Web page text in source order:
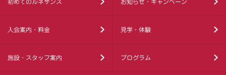
初めてのルネサンス お知らせ・キャンペーン
入会案内・料金 見学・体験
施設・スタッフ案内 プログラム